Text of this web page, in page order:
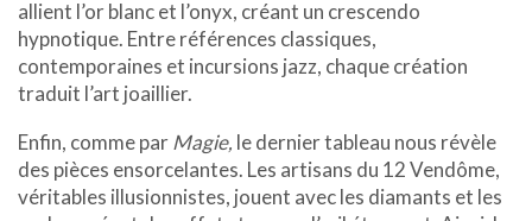
allient l’or blanc et l’onyx, créant un crescendo
hypnotique. Entre références classiques,
contemporaines et incursions jazz, chaque création
traduit l’art joaillier.
Enfin, comme parMagie, le dernier tableau nous révèle
des pièces ensorcelantes. Les artisans du 12 Vendôme,
véritables illusionnistes, jouent avec les diamants et les